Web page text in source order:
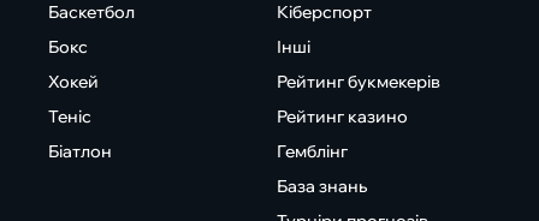
Баскетбол
Бокс
Хокей
Теніс
Біатлон
Кіберспорт
Інші
Рейтинг букмекерів
Рейтинг казино
Гемблінг
База знань